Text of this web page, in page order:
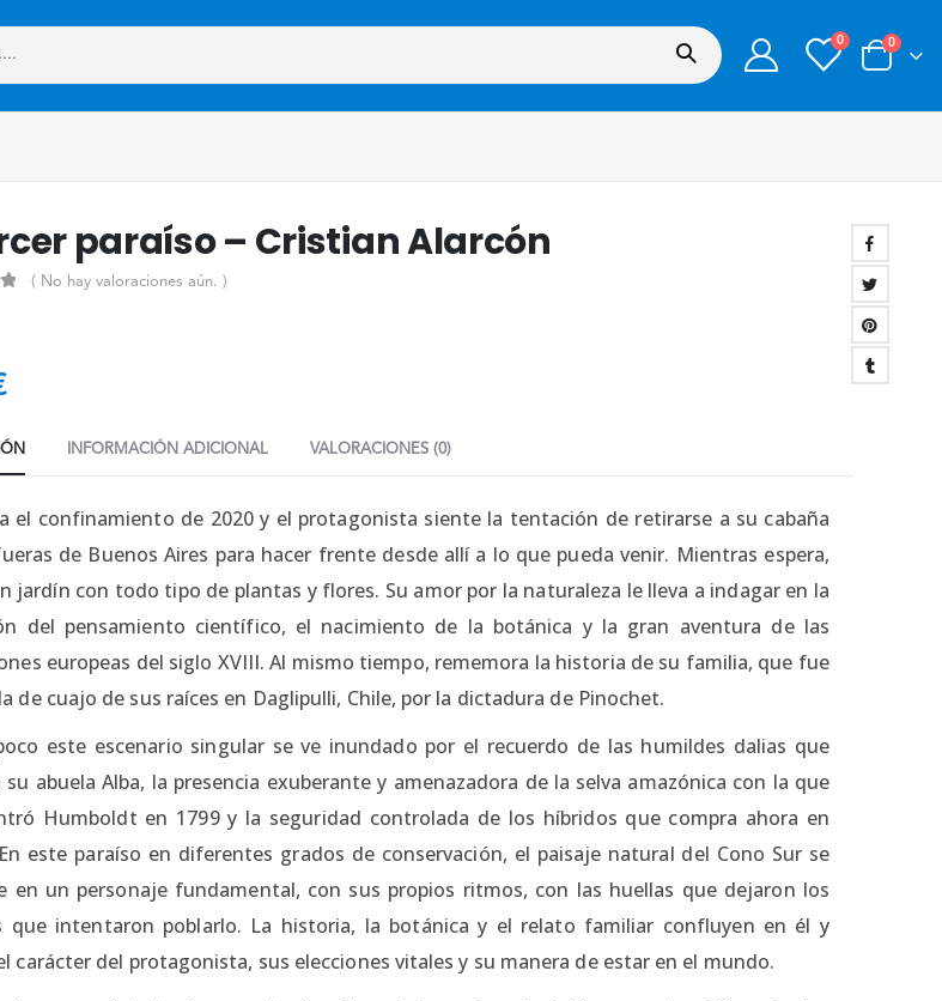
0 0
paraíso – Cristian Alarcón
( No hay valoraciones aún. )
INFORMACIÓN ADICIONAL VALORACIONES (0)
el confinamiento de 2020 y el protagonista siente la tentación de retirarse a su cabaña
de Buenos Aires para hacer frente desde allí a lo que pueda venir. Mientras espera,
jardín con todo tipo de plantas y flores. Su amor por la naturaleza le lleva a indagar en la
del pensamiento científico, el nacimiento de la botánica y la gran aventura de las
europeas del siglo XVIII. Al mismo tiempo, rememora la historia de su familia, que fue
de cuajo de sus raíces en Daglipulli, Chile, por la dictadura de Pinochet.
este escenario singular se ve inundado por el recuerdo de las humildes dalias que
su abuela Alba, la presencia exuberante y amenazadora de la selva amazónica con la que
Humboldt en 1799 y la seguridad controlada de los híbridos que compra ahora en
este paraíso en diferentes grados de conservación, el paisaje natural del Cono Sur se
en un personaje fundamental, con sus propios ritmos, con las huellas que dejaron los
que intentaron poblarlo. La historia, la botánica y el relato familiar confluyen en él y
carácter del protagonista, sus elecciones vitales y su manera de estar en el mundo.